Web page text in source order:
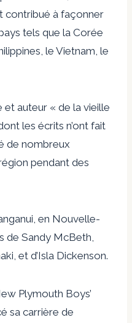
contribué à façonner
tels que la Corée
le Vietnam, le
auteur « de la vieille
les écrits n’ont fait
de nombreux
pendant des
en Nouvelle-
de Sandy McBeth,
et d’Isla Dickenson.
Plymouth Boys’
sa carrière de